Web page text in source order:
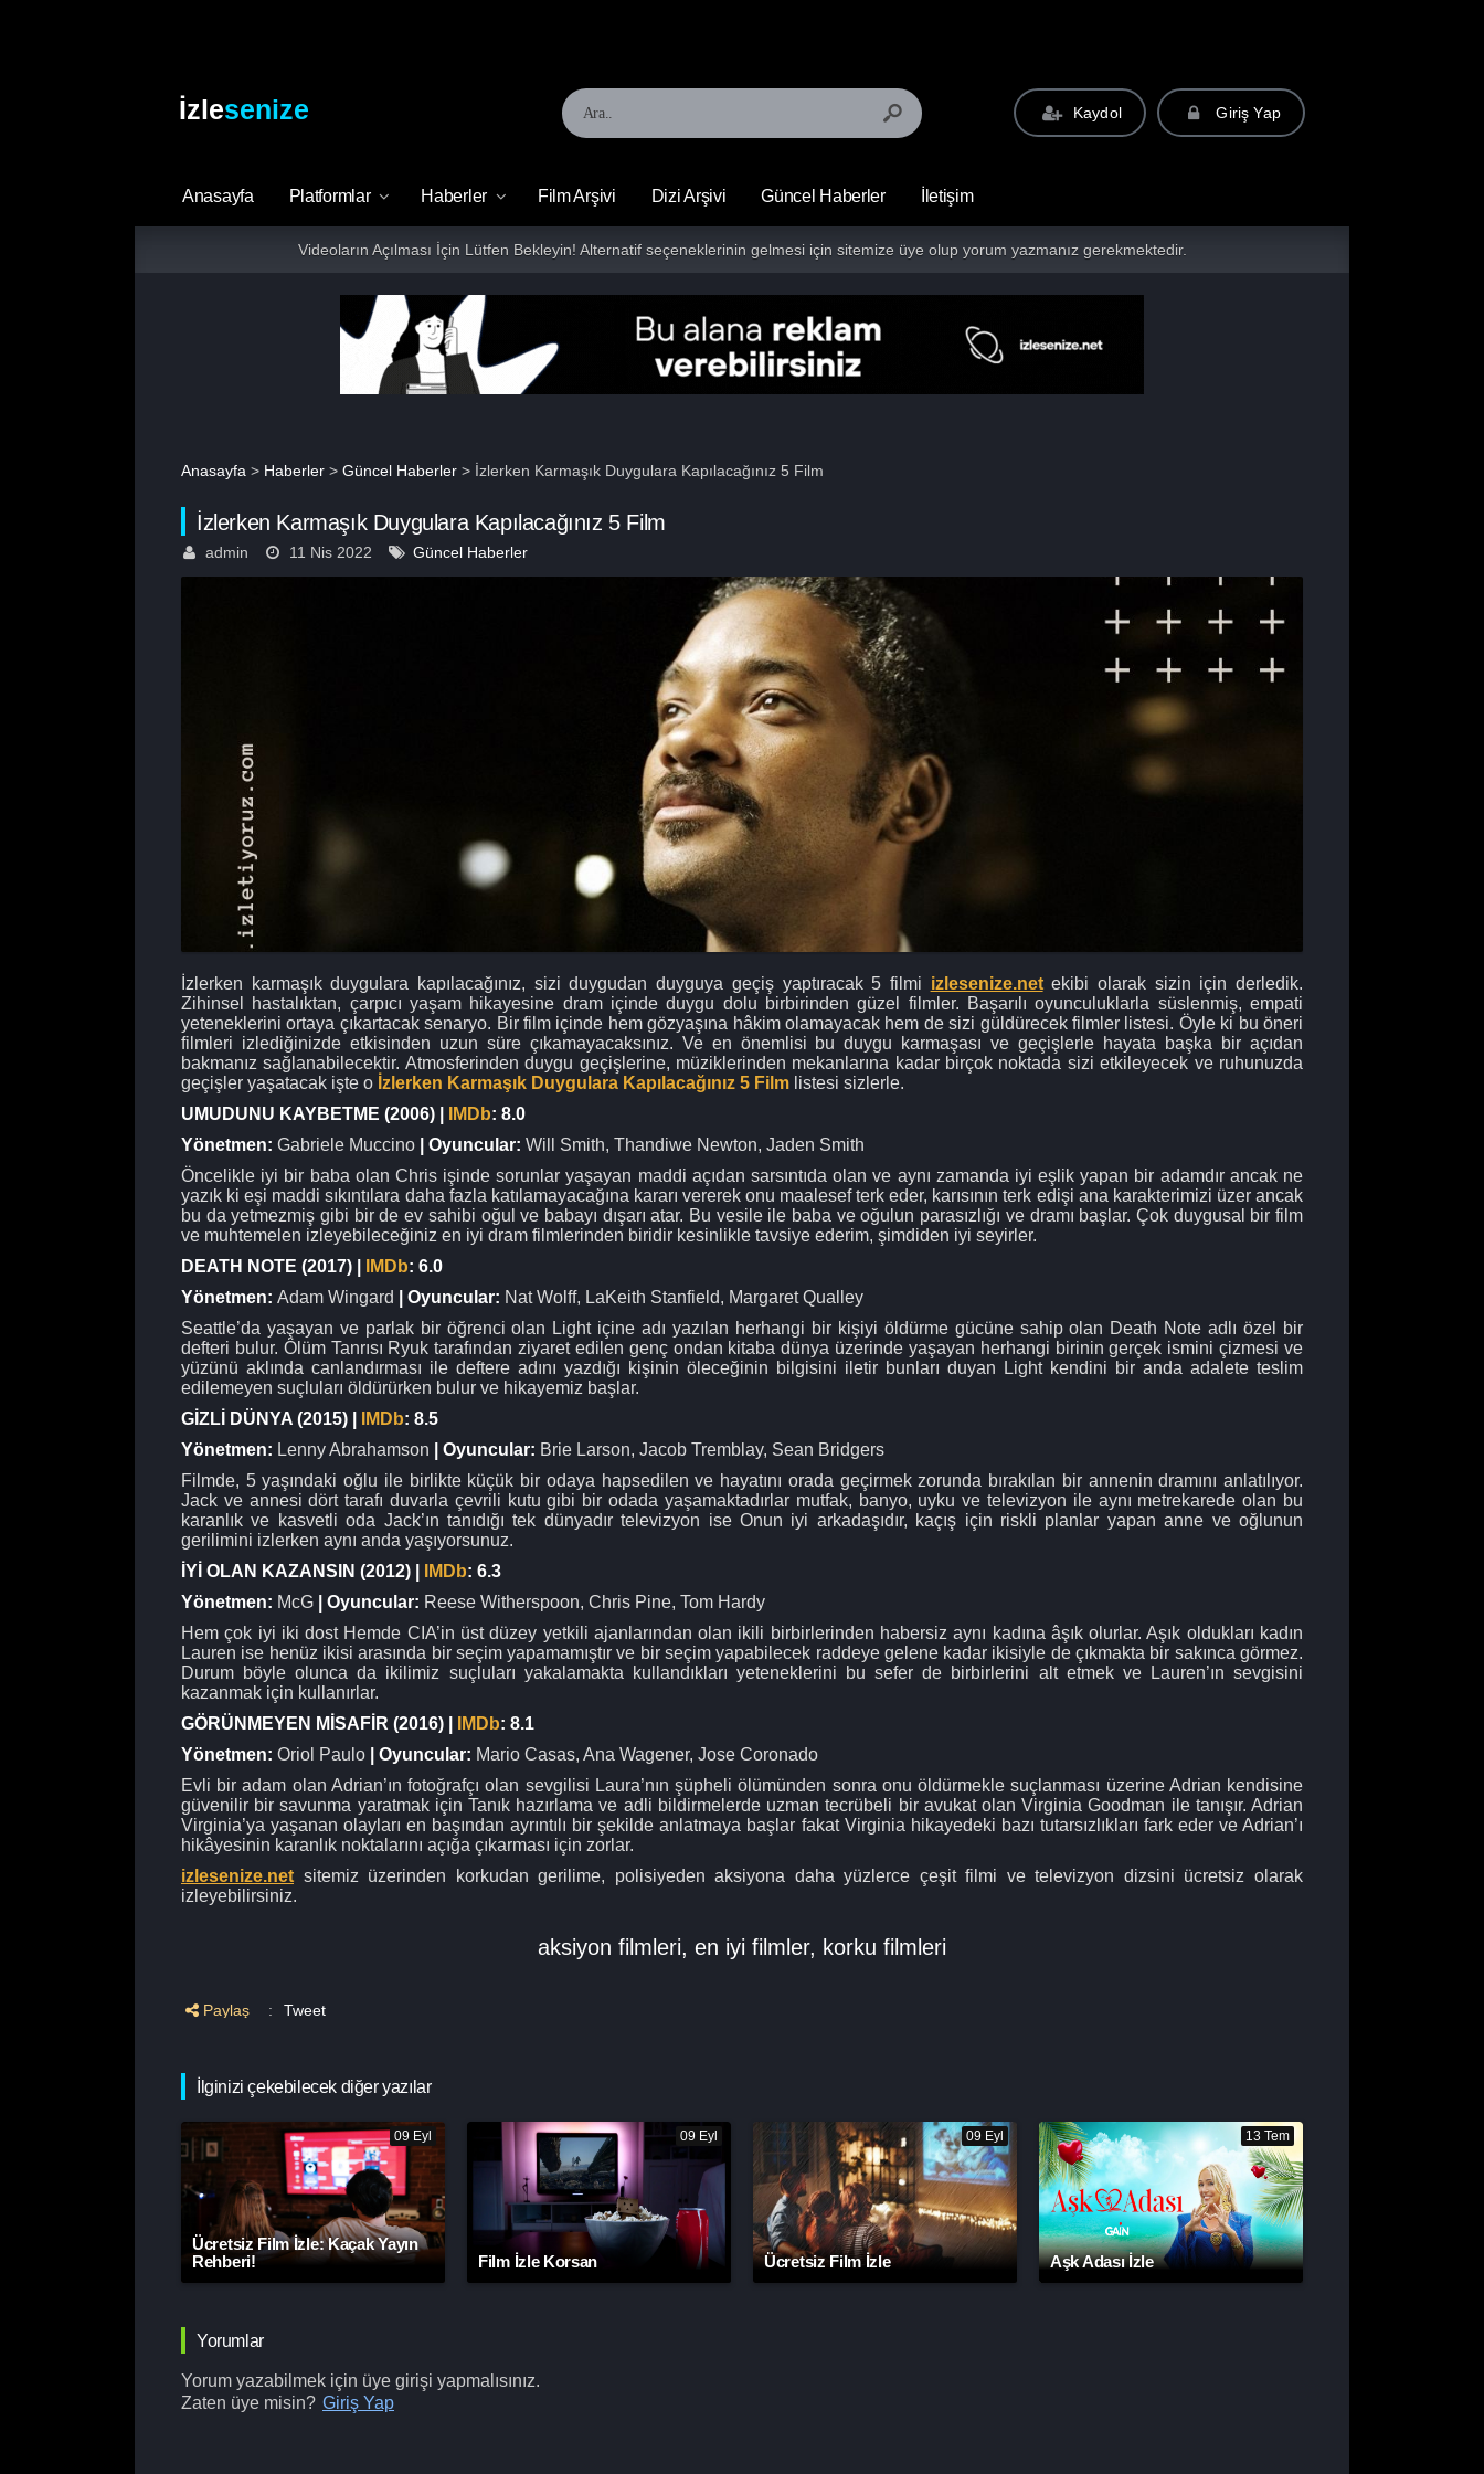
İzlesenize Kaydol Giriş Yap
Anasayfa Platformlar Haberler Film Arşivi Dizi Arşivi Güncel Haberler İletişim
Videoların Açılması İçin Lütfen Bekleyin! Alternatif seçeneklerinin gelmesi için sitemize üye olup yorum yazmanız gerekmektedir.
Anasayfa > Haberler > Güncel Haberler > İzlerken Karmaşık Duygulara Kapılacağınız 5 Film
İzlerken Karmaşık Duygulara Kapılacağınız 5 Film
admin 11 Nis 2022 Güncel Haberler
İzlerken karmaşık duygulara kapılacağınız, sizi duygudan duyguya geçiş yaptıracak 5 filmi izlesenize.netekibi olarak sizin için derledik.
Zihinsel hastalıktan, çarpıcı yaşam hikayesine dram içinde duygu dolu birbirinden güzel filmler. Başarılı oyunculuklarla süslenmiş, empati
yeteneklerini ortaya çıkartacak senaryo. Bir film içinde hem gözyaşına hâkim olamayacak hem de sizi güldürecek filmler listesi. Öyle ki bu öneri
filmleri izlediğinizde etkisinden uzun süre çıkamayacaksınız. Ve en önemlisi bu duygu karmaşası ve geçişlerle hayata başka bir açıdan
bakmanız sağlanabilecektir. Atmosferinden duygu geçişlerine, müziklerinden mekanlarına kadar birçok noktada sizi etkileyecek ve ruhunuzda
geçişler yaşatacak işte o İzlerken Karmaşık Duygulara Kapılacağınız 5 Film listesi sizlerle.
UMUDUNU KAYBETME (2006) |
IMDb: 8.0
Yönetmen: Gabriele Muccino | Oyuncular: Will Smith, Thandiwe Newton, Jaden Smith
Öncelikle iyi bir baba olan Chris işinde sorunlar yaşayan maddi açıdan sarsıntıda olan ve aynı zamanda iyi eşlik yapan bir adamdır ancak ne
yazık ki eşi maddi sıkıntılara daha fazla katılamayacağına kararı vererek onu maalesef terk eder, karısının terk edişi ana karakterimizi üzer ancak
bu da yetmezmiş gibi bir de ev sahibi oğul ve babayı dışarı atar. Bu vesile ile baba ve oğulun parasızlığı ve dramı başlar. Çok duygusal bir film
ve muhtemelen izleyebileceğiniz en iyi dram filmlerinden biridir kesinlikle tavsiye ederim, şimdiden iyi seyirler.
DEATH NOTE (2017) |
IMDb: 6.0
Yönetmen: Adam Wingard | Oyuncular: Nat Wolff, LaKeith Stanfield, Margaret Qualley
Seattle’da yaşayan ve parlak bir öğrenci olan Light içine adı yazılan herhangi bir kişiyi öldürme gücüne sahip olan Death Note adlı özel bir
defteri bulur. Ölüm Tanrısı Ryuk tarafından ziyaret edilen genç ondan kitaba dünya üzerinde yaşayan herhangi birinin gerçek ismini çizmesi ve
yüzünü aklında canlandırması ile deftere adını yazdığı kişinin öleceğinin bilgisini iletir bunları duyan Light kendini bir anda adalete teslim
edilemeyen suçluları öldürürken bulur ve hikayemiz başlar.
GİZLİ DÜNYA (2015) |
IMDb: 8.5
Yönetmen: Lenny Abrahamson | Oyuncular: Brie Larson, Jacob Tremblay, Sean Bridgers
Filmde, 5 yaşındaki oğlu ile birlikte küçük bir odaya hapsedilen ve hayatını orada geçirmek zorunda bırakılan bir annenin dramını anlatılıyor.
Jack ve annesi dört tarafı duvarla çevrili kutu gibi bir odada yaşamaktadırlar mutfak, banyo, uyku ve televizyon ile aynı metrekarede olan bu
karanlık ve kasvetli oda Jack’ın tanıdığı tek dünyadır televizyon ise Onun iyi arkadaşıdır, kaçış için riskli planlar yapan anne ve oğlunun
gerilimini izlerken aynı anda yaşıyorsunuz.
İYİ OLAN KAZANSIN (2012) |
IMDb: 6.3
Yönetmen: McG | Oyuncular: Reese Witherspoon, Chris Pine, Tom Hardy
Hem çok iyi iki dost Hemde CIA’in üst düzey yetkili ajanlarından olan ikili birbirlerinden habersiz aynı kadına âşık olurlar. Aşık oldukları kadın
Lauren ise henüz ikisi arasında bir seçim yapamamıştır ve bir seçim yapabilecek raddeye gelene kadar ikisiyle de çıkmakta bir sakınca görmez.
Durum böyle olunca da ikilimiz suçluları yakalamakta kullandıkları yeteneklerini bu sefer de birbirlerini alt etmek ve Lauren’ın sevgisini
kazanmak için kullanırlar.
GÖRÜNMEYEN MİSAFİR (2016) |
IMDb: 8.1
Yönetmen: Oriol Paulo | Oyuncular: Mario Casas, Ana Wagener, Jose Coronado
Evli bir adam olan Adrian’ın fotoğrafçı olan sevgilisi Laura’nın şüpheli ölümünden sonra onu öldürmekle suçlanması üzerine Adrian kendisine
güvenilir bir savunma yaratmak için Tanık hazırlama ve adli bildirmelerde uzman tecrübeli bir avukat olan Virginia Goodman ile tanışır. Adrian
Virginia’ya yaşanan olayları en başından ayrıntılı bir şekilde anlatmaya başlar fakat Virginia hikayedeki bazı tutarsızlıkları fark eder ve Adrian’ı
hikâyesinin karanlık noktalarını açığa çıkarması için zorlar.
izlesenize.net sitemiz üzerinden korkudan gerilime, polisiyeden aksiyona daha yüzlerce çeşit filmi ve televizyon dizsini ücretsiz olarak
izleyebilirsiniz.
aksiyon filmleri, en iyi filmler, korku filmleri
Paylaş : Tweet
İlginizi çekebilecek diğer yazılar
09 Eyl
Ücretsiz Film İzle: Kaçak Yayın
Rehberi!
09 Eyl
Film İzle Korsan
09 Eyl
Ücretsiz Film İzle
13 Tem
Aşk Adası İzle
Yorumlar
Yorum yazabilmek için üye girişi yapmalısınız.
Zaten üye misin? Giriş Yap